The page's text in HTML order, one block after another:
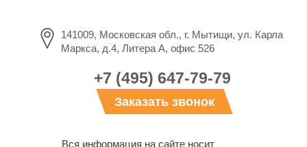
141009, Московская обл., г. Мытищи, ул. Карла
Маркса, д.4, Литера А, офис 526
+7 (495) 647-79-79
Заказать звонок
Вся информация на сайте носит